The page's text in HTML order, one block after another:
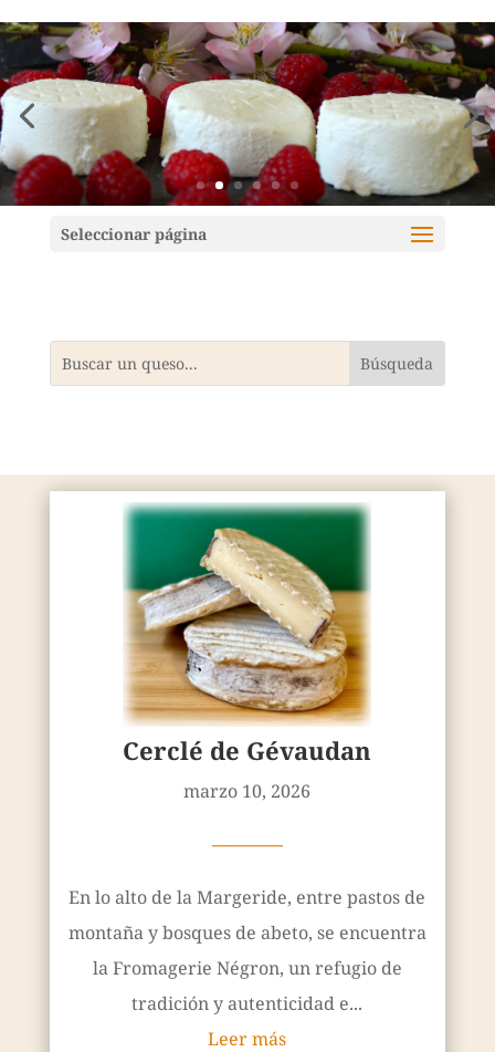
Mundoquesos
Seleccionar página
Cerclé de Gévaudan
marzo 10, 2026
————
En lo alto de la Margeride, entre pastos de
montaña y bosques de abeto, se encuentra
la Fromagerie Négron, un refugio de
tradición y autenticidad e...
Leer más